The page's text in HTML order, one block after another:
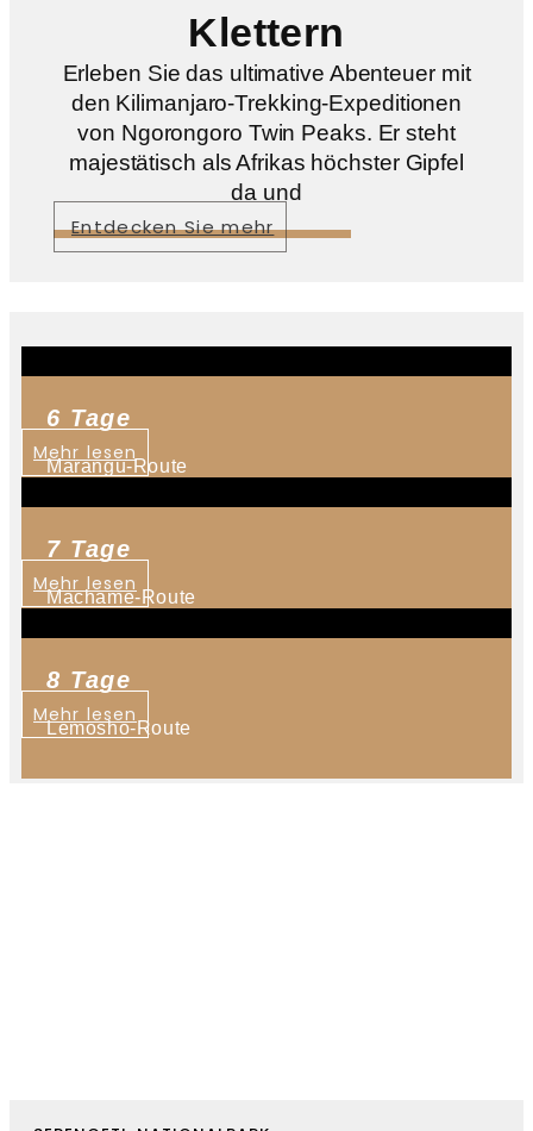
Klettern
Erleben Sie das ultimative Abenteuer mit
den Kilimanjaro-Trekking-Expeditionen
von Ngorongoro Twin Peaks. Er steht
majestätisch als Afrikas höchster Gipfel
da und
Entdecken Sie mehr
6 Tage
Marangu-Route
Mehr lesen
7 Tage
Machame-Route
Mehr lesen
8 Tage
Lemosho-Route
Mehr lesen